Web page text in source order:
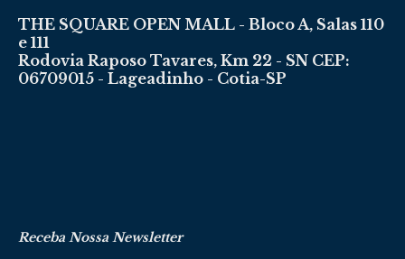
THE SQUARE OPEN MALL - Bloco A, Salas 110
e 111
Rodovia Raposo Tavares, Km 22 - SN CEP:
06709015 - Lageadinho - Cotia-SP
Receba Nossa Newsletter